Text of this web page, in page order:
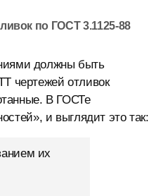
по ГОСТ 3.1125-88
должны быть
чертежей отливок
В ГОСТе
и выглядит это так:
их